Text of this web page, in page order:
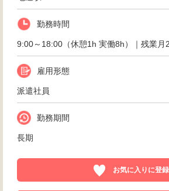
勤務時間
9:00～18:00（休憩1h 実働8h）｜残業月
雇用形態
派遣社員
勤務期間
長期
お気に入りに登録